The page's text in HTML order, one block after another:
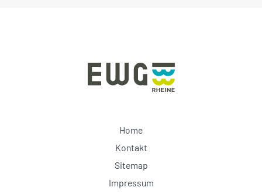
Home
Kontakt
Sitemap
Impressum